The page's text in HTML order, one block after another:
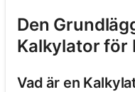
Den
Kalkylator för
Vad är en